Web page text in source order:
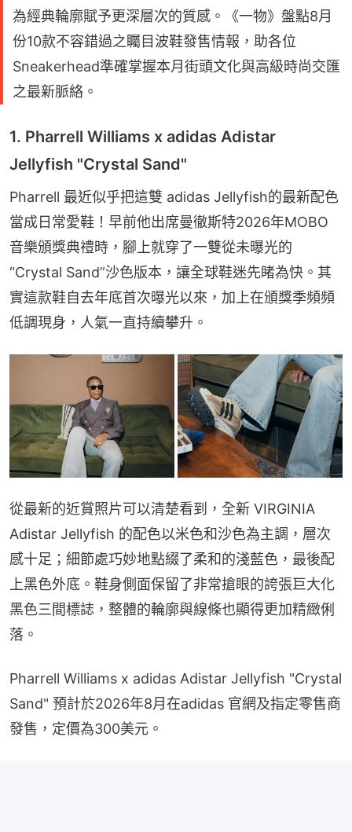
為經典輪廓賦予更深層次的質感。《一物》盤點8月
份10款不容錯過之矚目波鞋發售情報，助各位
Sneakerhead準確掌握本月街頭文化與高級時尚交匯
之最新脈絡。
1. Pharrell Williams x adidas Adistar
Jellyfish "Crystal Sand"
Pharrell 最近似乎把這雙 adidas Jellyfish的最新配色
當成日常愛鞋！早前他出席曼徹斯特2026年MOBO
音樂頒獎典禮時，腳上就穿了一雙從未曝光的
“Crystal Sand”沙色版本，讓全球鞋迷先睹為快。其
實這款鞋自去年底首次曝光以來，加上在頒獎季頻頻
低調現身，人氣一直持續攀升。
從最新的近賞照片可以清楚看到，全新 VIRGINIA
Adistar Jellyfish 的配色以米色和沙色為主調，層次
感十足；細節處巧妙地點綴了柔和的淺藍色，最後配
上黑色外底。鞋身側面保留了非常搶眼的誇張巨大化
黑色三間標誌，整體的輪廓與線條也顯得更加精緻俐
落。
Pharrell Williams x adidas Adistar Jellyfish "Crystal
Sand" 預計於2026年8月在adidas 官網及指定零售商
發售，定價為300美元。